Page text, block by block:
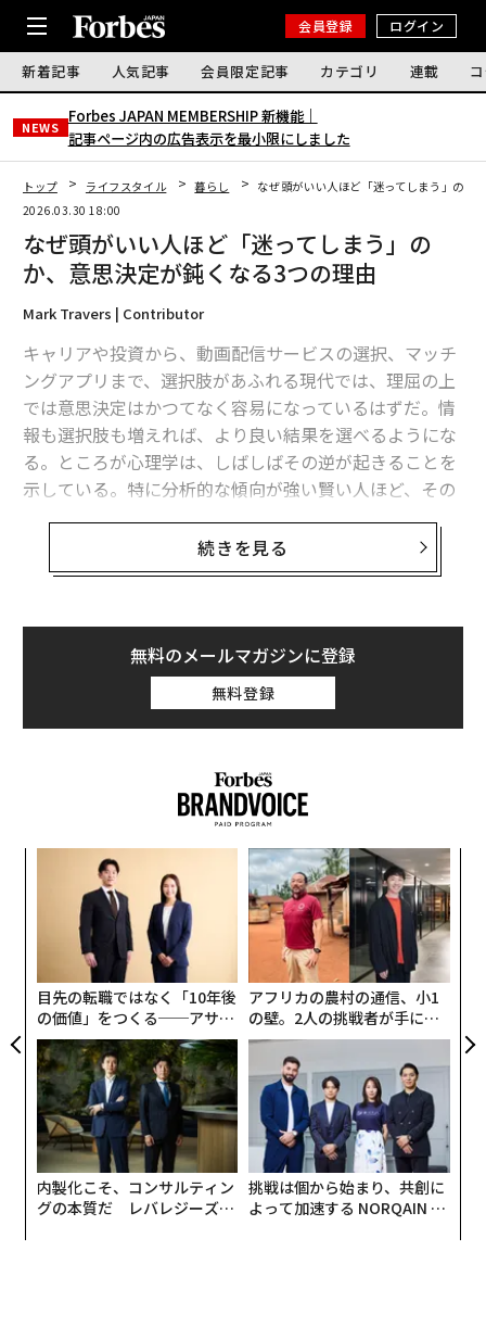
会員登録 ログイン
新着記事 人気記事 会員限定記事 カテゴリ 連載
NEWS
Forbes JAPAN MEMBERSHIP 新機能｜
記事ページ内の広告表示を最小限にしました
トップ ライフスタイル 暮らし
なぜ頭がいい人ほど「迷ってしまう」のか
2026.03.30 18:00
なぜ頭がいい人ほど「迷ってしまう」の
か、意思決定が鈍くなる3つの理由
Mark Travers | Contributor
キャリアや投資から、動画配信サービスの選択、マッチ
ングアプリまで、選択肢があふれる現代では、理屈の上
では意思決定はかつてなく容易になっているはずだ。情
報も選択肢も増えれば、より良い結果を選べるようにな
る。ところが心理学は、しばしばその逆が起きることを
示している。特に分析的な傾向が強い賢い人ほど、その
影響を受けやすい。
Barry Schwartzらによる画期的な研究は、可能な限り最
い」選択肢で手を打つ人（満足化志向）に比べ、意思決
定の麻痺、後悔、生活満足度の低下をより強く経験しや
すいことを見いだした。
この研究はJournal of Personality and Social Psycholog
くく、幸福感、楽観性、自尊心の水準も低いと報告し
た。つまり、完璧な選択を追い求めることは、気づかぬ
続きを見る
無料のメールマガジンに登録
無料登録
目先の転職ではなく「10年後
の価値」をつくる──アサイ
ンの長期伴走型支援とは
アフリカの農村の通信、小1
の壁。2人の挑戦者が手にし
た「次なる武器」
内製化こそ、コンサルティン
グの本質だ レバレジーズが
挑戦は個から始まり、共創に
よって加速する NORQAIN JA